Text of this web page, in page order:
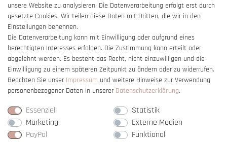
Vertrag widerrufen
unsere Website zu analysieren. Die Datenverarbeitung erfolgt erst durch
gesetzte Cookies. Wir teilen diese Daten mit Dritten, die wir in den
Einstellungen benennen.
Die Datenverarbeitung kann mit Einwilligung oder aufgrund eines
berechtigten Interesses erfolgen. Die Zustimmung kann erteilt oder
abgelehnt werden. Es besteht das Recht, nicht einzuwilligen und die
Einwilligung zu einem späteren Zeitpunkt zu ändern oder zu widerrufen.
Beachten Sie unser Impressum und weitere Hinweise zur Verwendung
personenbezogener Daten in unserer Daten­schutz­erklärung.
Essenziell
Statistik
Marketing
Externe Medien
PayPal
Funktional